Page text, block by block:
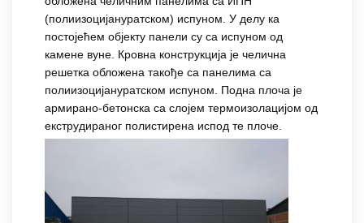
(полиизоцијануратском) испуном. У делу ка
постојећем објекту панели су са испуном од
камене вуне. Кровна конструкција је челична
решетка обложена такође са панелима са
полиизоцијануратском испуном. Подна плоча је
армирано-бетонска са слојем термоизолацијом од
екструдираног полистирена испод те плоче.